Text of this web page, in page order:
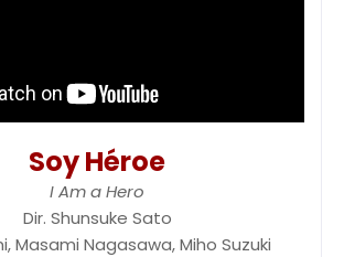
Soy Héroe
I Am a Hero
Dir. Shunsuke Sato
Masami Nagasawa, Miho Suzuki